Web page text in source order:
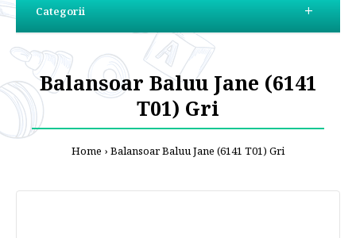
Categorii
Balansoar Baluu Jane (6141
T01) Gri
Home Balansoar Baluu Jane (6141 T01) Gri